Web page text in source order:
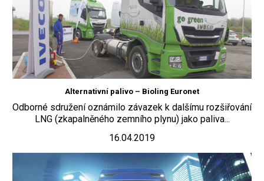
Alternativní palivo – Bioling Euronet
Odborné sdružení oznámilo závazek k dalšímu rozšiřování
LNG (zkapalněného zemního plynu) jako paliva...
16.04.2019